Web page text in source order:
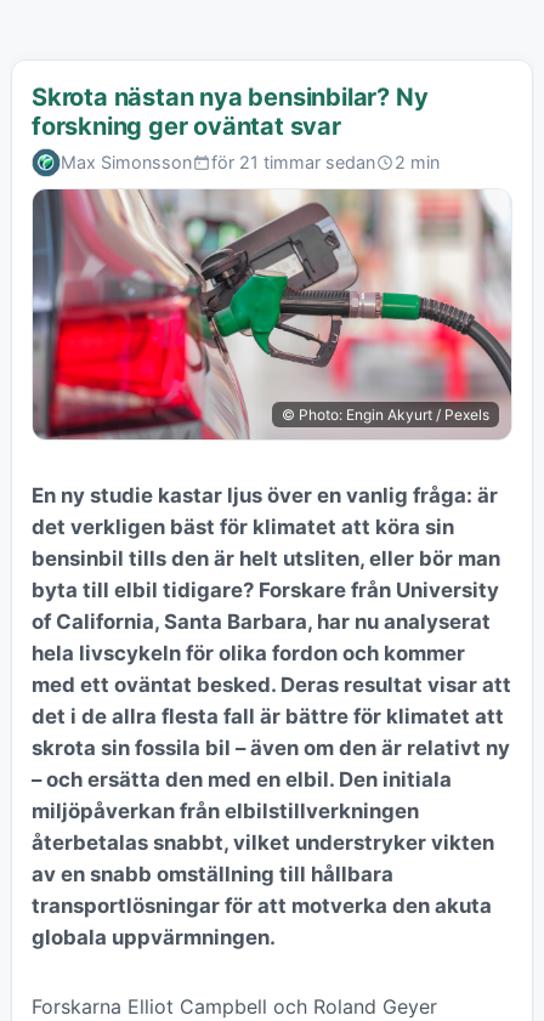
Skrota nästan nya bensinbilar? Ny
forskning ger oväntat svar
Max Simonsson för 21 timmar sedan 2 min
© Photo: Engin Akyurt / Pexels
En ny studie kastar ljus över en vanlig fråga: är
det verkligen bäst för klimatet att köra sin
bensinbil tills den är helt utsliten, eller bör man
byta till elbil tidigare? Forskare från University
of California, Santa Barbara, har nu analyserat
hela livscykeln för olika fordon och kommer
med ett oväntat besked. Deras resultat visar att
det i de allra flesta fall är bättre för klimatet att
skrota sin fossila bil – även om den är relativt ny
– och ersätta den med en elbil. Den initiala
miljöpåverkan från elbilstillverkningen
återbetalas snabbt, vilket understryker vikten
av en snabb omställning till hållbara
transportlösningar för att motverka den akuta
globala uppvärmningen.
Forskarna Elliot Campbell och Roland Geyer